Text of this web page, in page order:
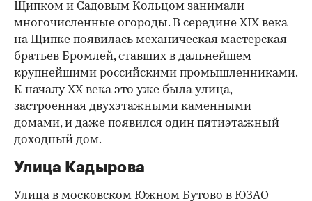
Щипком и Садовым Кольцом занимали
многочисленные огороды. В середине XIX века
на Щипке появилась механическая мастерская
братьев Бромлей, ставших в дальнейшем
крупнейшими российскими промышленниками.
К началу ХХ века это уже была улица,
застроенная двухэтажными каменными
домами, и даже появился один пятиэтажный
доходный дом.
Улица Кадырова
Улица в московском Южном Бутово в ЮЗАО